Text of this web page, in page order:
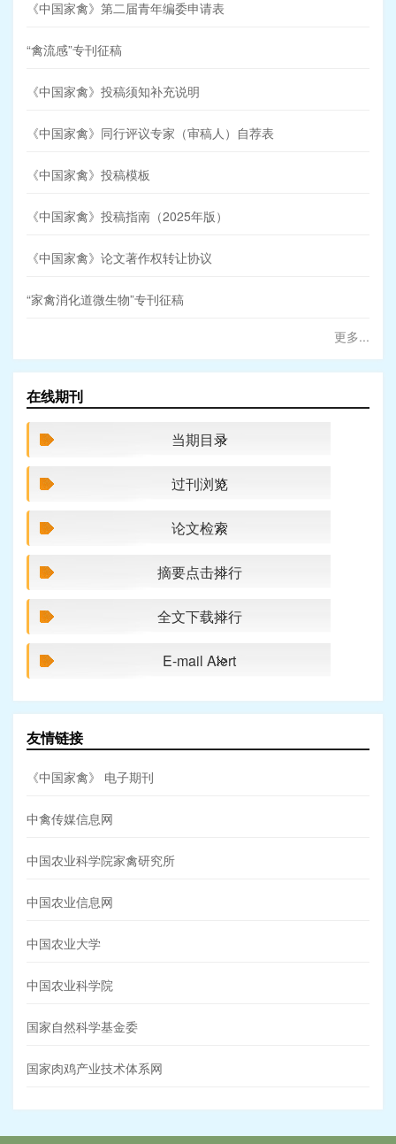
《中国家禽》第二届青年编委申请表
“禽流感”专刊征稿
《中国家禽》投稿须知补充说明
《中国家禽》同行评议专家（审稿人）自荐表
《中国家禽》投稿模板
《中国家禽》投稿指南（2025年版）
《中国家禽》论文著作权转让协议
“家禽消化道微生物”专刊征稿
更多...
在线期刊
当期目录
过刊浏览
论文检索
摘要点击排行
全文下载排行
E-mail Alert
友情链接
《中国家禽》 电子期刊
中禽传媒信息网
中国农业科学院家禽研究所
中国农业信息网
中国农业大学
中国农业科学院
国家自然科学基金委
国家肉鸡产业技术体系网